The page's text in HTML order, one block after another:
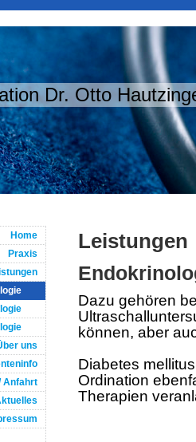
Dr. Otto
Leistungen
Dazu gehören
können, aber
Diabetes
Ordination
Therapien
Home
Praxis
uns
Anfahrt